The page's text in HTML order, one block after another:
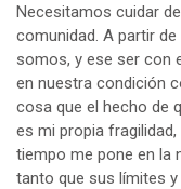
Necesitamos cuidar
comunidad. A partir
somos, y ese ser con
en nuestra condición
cosa que el hecho de
es mi propia
tiempo me pone en la
tanto que sus límites